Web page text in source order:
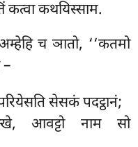
कत्वा कथयिस्साम.
अम्हेहि च ञातो, ‘‘कतमो
–
सेसकं पदट्ठानं;
आवट्टो नाम सो